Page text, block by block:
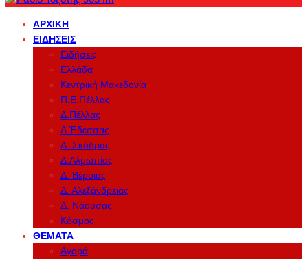
ΑΡΧΙΚΉ
ΕΙΔΉΣΕΙΣ
Ειδήσεις
Ελλάδα
Κεντρική Μακεδονία
Π.Ε.Πέλλας
Δ.Πέλλας
Δ.Έδεσσας
Δ. Σκύδρας
Δ.Αλμωπίας
Δ. Βέροιας
Δ. Αλεξάνδρειας
Δ. Νάουσας
Κόσμος
ΘΈΜΑΤΑ
Αγορά